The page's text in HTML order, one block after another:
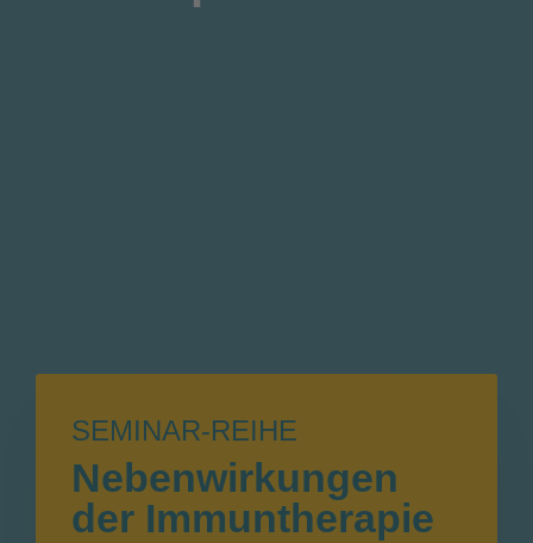
SEMINAR-REIHE
Nebenwirkungen
der Immuntherapie